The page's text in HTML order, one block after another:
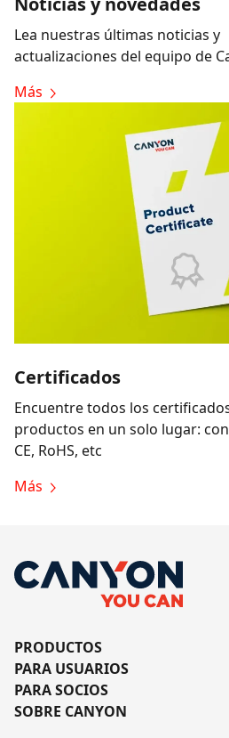
Lea nuestras últimas noticias y
actualizaciones del equipo de
Más
Certificados
Encuentre todos los
productos en un solo lugar:
CE, RoHS, etc
Más
PRODUCTOS
PARA USUARIOS
PARA SOCIOS
SOBRE CANYON